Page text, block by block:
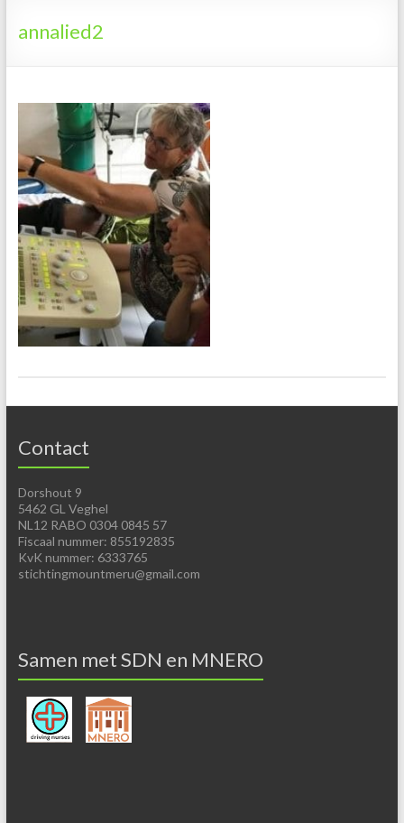
Tanzania
annalied2
Contact
Dorshout 9
5462 GL Veghel
NL12 RABO 0304 0845 57
Fiscaal nummer: 855192835
KvK nummer: 6333765
stichtingmountmeru@gmail.com
Samen met SDN en MNERO